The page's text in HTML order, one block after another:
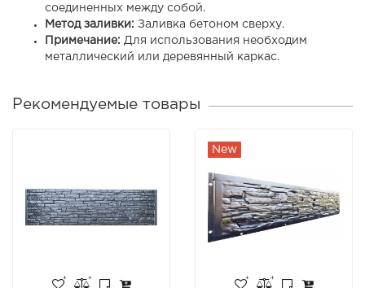
соединенных между собой.
Метод заливки: Заливка бетоном сверху.
Примечание: Для использования необходим
металлический или деревянный каркас.
Рекомендуемые товары
New